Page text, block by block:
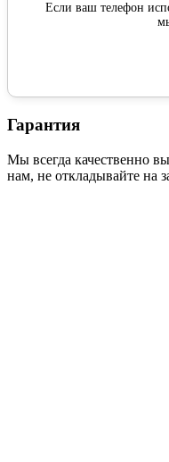
Если ваш телефон
Гарантия
Мы всегда качественно
нам, не откладывайте на